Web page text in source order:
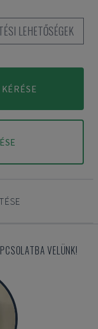
LEHETŐSÉGEK
VELÜNK!